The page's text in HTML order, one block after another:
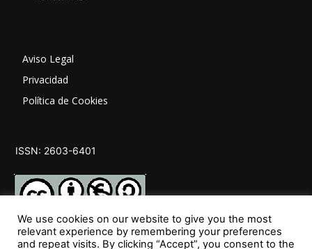
Aviso Legal
Privacidad
Política de Cookies
ISSN: 2603-6401
We use cookies on our website to give you the most
relevant experience by remembering your preferences
and repeat visits. By clicking “Accept”, you consent to the